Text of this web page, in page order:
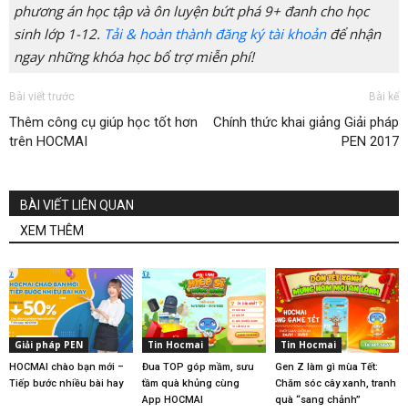
phương án học tập và ôn luyện bứt phá 9+ đanh cho học
sinh lớp 1-12. Tải & hoàn thành đăng ký tài khoảnđể nhận
ngay những khóa học bổ trợ miễn phí!
Bài viết trước
Thêm công cụ giúp học tốt hơn
trên HOCMAI
Bài kế
Chính thức khai giảng Giải pháp
PEN 2017
BÀI VIẾT LIÊN QUAN
XEM THÊM
Giải pháp PEN
HOCMAI chào bạn mới –
Tiếp bước nhiều bài hay
Tin Hocmai
Đua TOP góp mầm, sưu
tầm quà khủng cùng
App HOCMAI
Tin Hocmai
Gen Z làm gì mùa Tết:
Chăm sóc cây xanh, tranh
quà “sang chảnh”